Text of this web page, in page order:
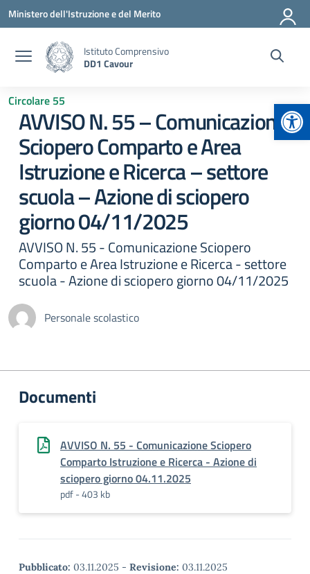
Vai ai contenuti
Vai al menu di navigazione
Vai al footer
Ministero dell'Istruzione e del Merito
Istituto Comprensivo
DD1 Cavour
Circolare 55
AVVISO N. 55 – Comunicazione
Sciopero Comparto e Area
Istruzione e Ricerca – settore
scuola – Azione di sciopero
giorno 04/11/2025
AVVISO N. 55 - Comunicazione Sciopero
Comparto e Area Istruzione e Ricerca - settore
scuola - Azione di sciopero giorno 04/11/2025
Personale scolastico
Documenti
AVVISO N. 55 - Comunicazione Sciopero
Comparto Istruzione e Ricerca - Azione di
sciopero giorno 04.11.2025
pdf - 403 kb
Pubblicato: 03.11.2025 - Revisione: 03.11.2025